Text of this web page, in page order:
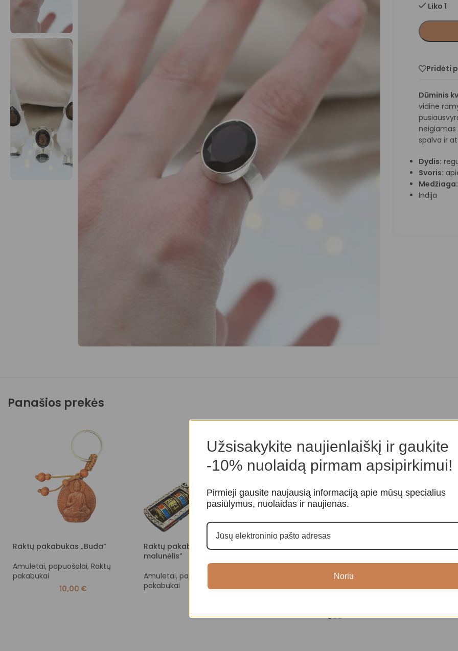
Liko 1
Pridėti
Dūminis
vidine
neigiamas
spalva ir
Dydis:
Svoris:
Medžiaga:
Indija
Panašios prekės
Raktų pakabukas „Buda”
Amuletai, papuošalai, Raktų
pakabukai
10,00 €
Raktų pakabukas „Maldų
malunėlis”
Amuletai, papuošalai
pakabukai
Raktų pakabukas „Vadžra”
Amuletai, papuošalai, Raktų
10,00€
Agato
Užsisakykite naujienlaiškį ir gaukite
-10% nuolaidą pirmam apsipirkimui!
Pirmieji gausite naujausią informaciją apie mūsų specialius
pasiūlymus, nuolaidas ir naujienas.
Noriu